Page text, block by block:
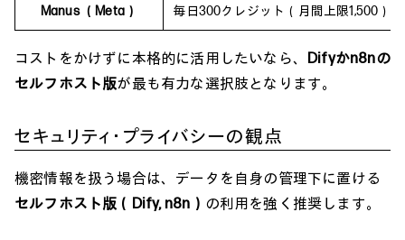
Manus （Meta） 毎日300クレジット（月間上限1,500）
コストをかけずに本格的に活用したいなら、 Difyかn8nの
セルフホスト版が最も有力な選択肢となります。
セキュリティ・プライバシーの観点
機密情報を扱う場合は、データを自身の管理下に置ける
セルフホスト版（Dify, n8n） の利用を強く推奨します。